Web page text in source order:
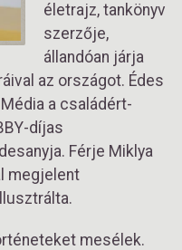
életrajz, tankönyv
szerzője,
állandóan járja
az országot. Édes
a családért-
díjas
Férje Miklya
megjelent
mesélek.